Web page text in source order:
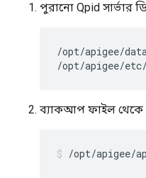
পুরানো Qpid সার্ভার
/opt/apigee/
/opt/apigee/
ব্যাকআপ ফাইল থেকে
/opt/apigee/